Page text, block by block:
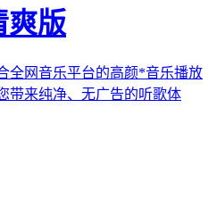
爽版
全网音乐平台的高颜*音乐播放
带来纯净、无广告的听歌体